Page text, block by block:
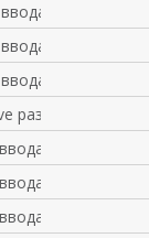
вы
вы
вы
разве
вы
вы
вы